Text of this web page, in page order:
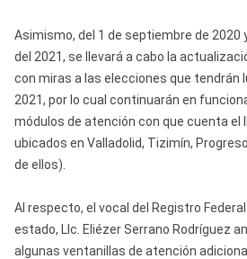
Asimismo, del 1 de septiembre de 2020
del 2021, se llevará a cabo la
con miras a las elecciones que tendrán
2021, por lo cual continuarán en
módulos de atención con que cuenta el
ubicados en Valladolid, Tizimín,
de ellos).
Al respecto, el vocal del Registro Federal
estado, LIc. Eliézer Serrano Rodríguez
algunas ventanillas de atención